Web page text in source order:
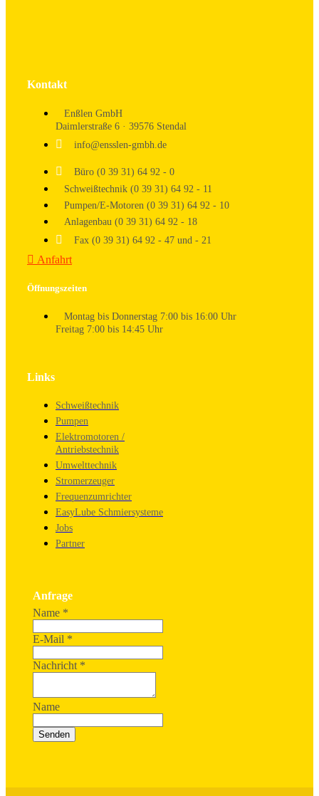
Kontakt
Enßlen GmbH
Daimlerstraße 6 · 39576 Stendal
info@ensslen-gmbh.de
Büro (0 39 31) 64 92 - 0
Schweißtechnik (0 39 31) 64 92 - 11
Pumpen/E-Motoren (0 39 31) 64 92 - 10
Anlagenbau (0 39 31) 64 92 - 18
Fax (0 39 31) 64 92 - 47 und - 21
Anfahrt
Öffnungszeiten
Montag bis Donnerstag 7:00 bis 16:00 Uhr
Freitag 7:00 bis 14:45 Uhr
Links
Schweißtechnik
Pumpen
Elektromotoren /
Antriebstechnik
Umwelttechnik
Stromerzeuger
Frequenzumrichter
EasyLube Schmiersysteme
Jobs
Partner
Anfrage
Name *
E-Mail *
Nachricht *
Name
Senden